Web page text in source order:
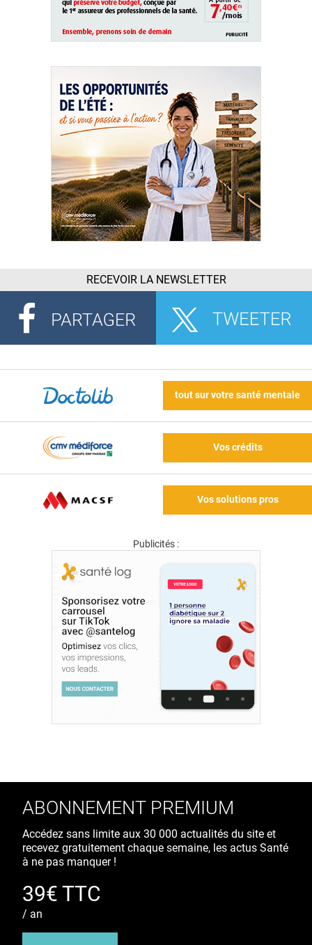
RECEVOIR LA NEWSLETTER
tout sur votre santé mentale
Vos crédits
Vos solutions pros
Publicités :
ABONNEMENT PREMIUM
Accédez sans limite aux 30 000 actualités du site et
recevez gratuitement chaque semaine, les actus Santé
à ne pas manquer !
39€ TTC
/ an